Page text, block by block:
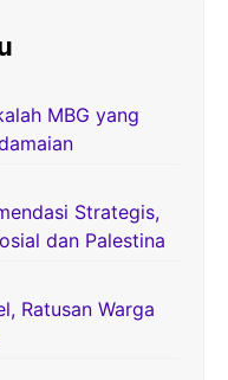
MBG yang
Strategis,
dan Palestina
Ratusan Warga